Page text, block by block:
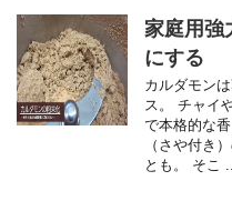
家庭用強
にする
カルダモン
ス。 チャイ
で本格的な
（さや付き
とも。 そこ